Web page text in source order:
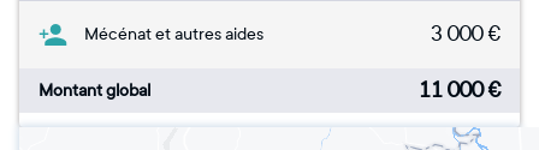
Mécénat et autres aides 3 000€
Montant global 11 000€